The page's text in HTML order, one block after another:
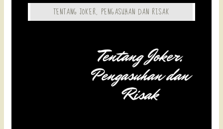
TENTANG JOKER, PENGASUHAN DAN RISAK